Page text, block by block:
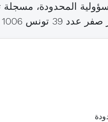
المحدودة، مسجلة
تونس 1006 (